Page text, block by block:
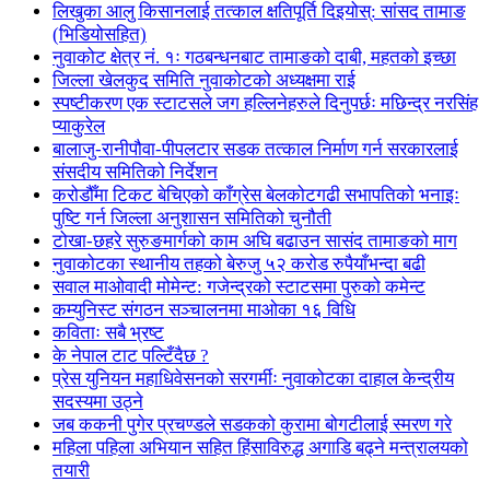
लिखुका आलु किसानलाई तत्काल क्षतिपूर्ति दिइयोस्: सांसद तामाङ
(भिडियोसहित)
नुवाकोट क्षेत्र नं. १ः गठबन्धनबाट तामाङको दाबी, महतको इच्छा
जिल्ला खेलकुद समिति नुवाकोटको अध्यक्षमा राई
स्पष्टीकरण एक स्टाटसले जग हल्लिनेहरुले दिनुपर्छः मछिन्द्र नरसिंह
प्याकुरेल
बालाजु-रानीपौवा-पीपलटार सडक तत्काल निर्माण गर्न सरकारलाई
संसदीय समितिको निर्देशन
करोडौँमा टिकट बेचिएको काँग्रेस बेलकोटगढी सभापतिको भनाइः
पुष्टि गर्न जिल्ला अनुशासन समितिको चुनौती
टोखा-छहरे सुरुङमार्गको काम अघि बढाउन सासंद तामाङको माग
नुवाकोटका स्थानीय तहको बेरुजु ५२ करोड रुपैयाँभन्दा बढी
सवाल माओवादी मोमेन्ट: गजेन्द्रको स्टाटसमा पुरुको कमेन्ट
कम्युनिस्ट संगठन सञ्चालनमा माओका १६ विधि
कविताः सबै भ्रष्ट
के नेपाल टाट पल्टिँदैछ ?
प्रेस युनियन महाधिवेसनको सरगर्मीः नुवाकोटका दाहाल केन्द्रीय
सदस्यमा उठ्ने
जब ककनी पुगेर प्रचण्डले सडकको कुरामा बोगटीलाई स्मरण गरे
महिला पहिला अभियान सहित हिंसाविरुद्ध अगाडि बढ्ने मन्त्रालयको
तयारी